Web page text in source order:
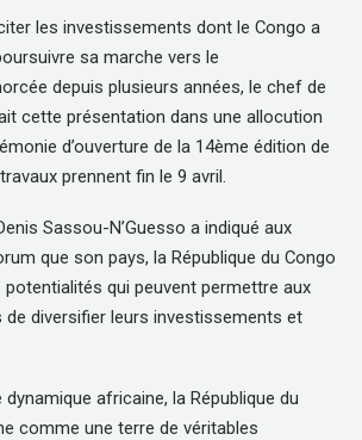
les investissements dont le Congo a
sa marche vers le
depuis plusieurs années, le chef de
cette présentation dans une allocution
d’ouverture de la 14ème édition de
prennent fin le 9 avril.
Sassou-N’Guesso a indiqué aux
que son pays, la République du Congo
potentialités qui peuvent permettre aux
de diversifier leurs investissements et
africaine, la République du
comme une terre de véritables